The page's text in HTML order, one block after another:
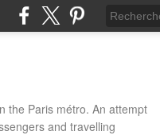
the Paris métro. An attempt
and travelling